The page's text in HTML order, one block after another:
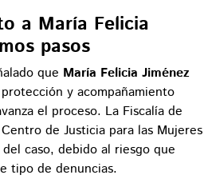
a María Felicia
pasos
que María Felicia Jiménez
y acompañamiento
el proceso. La Fiscalía de
de Justicia para las Mujeres
caso, debido al riesgo que
tipo de denuncias.